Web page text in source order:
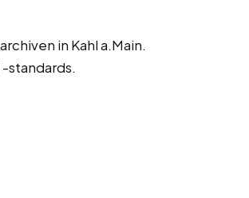
in Kahl a.Main.
standards.